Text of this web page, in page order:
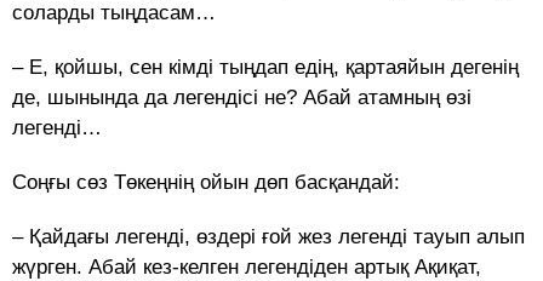
соларды тыңдасам…
– Е, қойшы, сен кімді тыңдап едің, қартаяйын дегенің
де, шынында да легендісі не? Абай атамның өзі
легенді…
Соңғы сөз Төкеңнің ойын дөп басқандай:
– Қайдағы легенді, өздері ғой жез легенді тауып алып
жүрген. Абай кез-келген легендіден артық Ақиқат,